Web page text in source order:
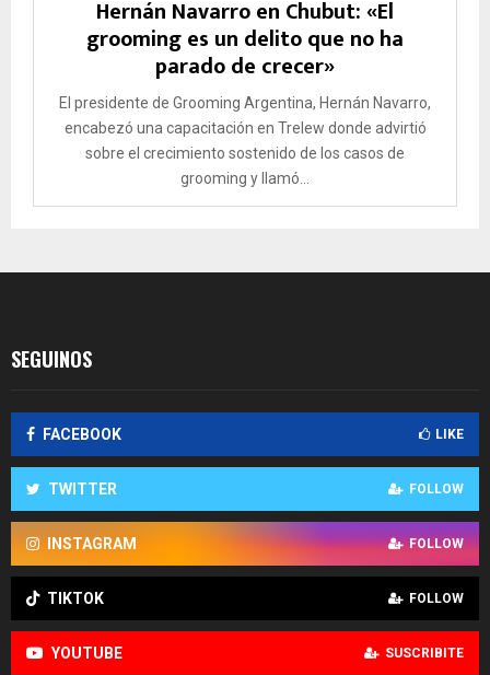
Hernán Navarro en Chubut: «El
grooming es un delito que no ha
parado de crecer»
El presidente de Grooming Argentina, Hernán Navarro,
encabezó una capacitación en Trelew donde advirtió
sobre el crecimiento sostenido de los casos de
grooming y llamó...
SEGUINOS
FACEBOOK LIKE
TWITTER FOLLOW
INSTAGRAM FOLLOW
TIKTOK FOLLOW
YOUTUBE SUSCRIBITE